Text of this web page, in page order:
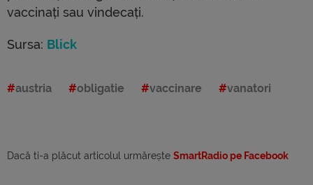
vaccinați sau vindecați.
Sursa: Blick
austria obligatie vaccinare vanatori
Dacă ti-a plăcut articolul urmărește SmartRadio pe Facebook